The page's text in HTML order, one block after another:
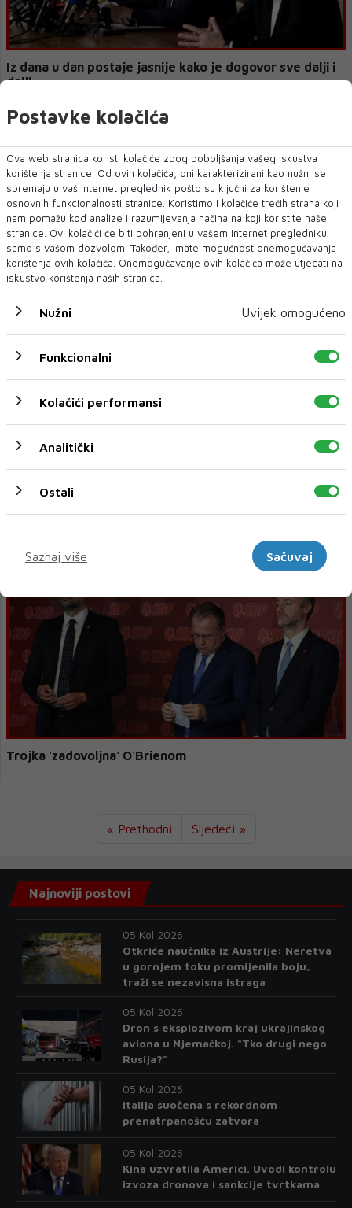
Iz dana u dan postaje jasnije kako je dogovor sve dalji i
dalji
Trojka 'zadovoljna' O'Brienom
« Prethodni Sljedeći »
Postavke kolačića
Ova web stranica koristi kolačiće zbog poboljšanja vašeg iskustva
korištenja stranice. Od ovih kolačića, oni karakterizirani kao nužni se
spremaju u vaš Internet preglednik pošto su ključni za korištenje
osnovnih funkcionalnosti stranice. Koristimo i kolačiće trećih strana koji
nam pomažu kod analize i razumijevanja načina na koji koristite naše
stranice. Ovi kolačići će biti pohranjeni u vašem Internet pregledniku
samo s vašom dozvolom. Također, imate mogućnost onemogućavanja
korištenja ovih kolačića. Onemogućavanje ovih kolačića može utjecati na
iskustvo korištenja naših stranica.
Nužni Uvijek omogućeno
Funkcionalni
Kolačići performansi
Analitički
Ostali
Saznaj više
Sačuvaj
Najnoviji postovi
05 Kol 2026
Otkriće naučnika iz Austrije: Neretva
u gornjem toku promijenila boju,
traži se nezavisna istraga
05 Kol 2026
Dron s eksplozivom kraj ukrajinskog
aviona u Njemačkoj. "Tko drugi nego
Rusija?"
05 Kol 2026
Italija suočena s rekordnom
prenatrpanošću zatvora
05 Kol 2026
Kina uzvratila Americi. Uvodi kontrolu
izvoza dronova i sankcije tvrtkama